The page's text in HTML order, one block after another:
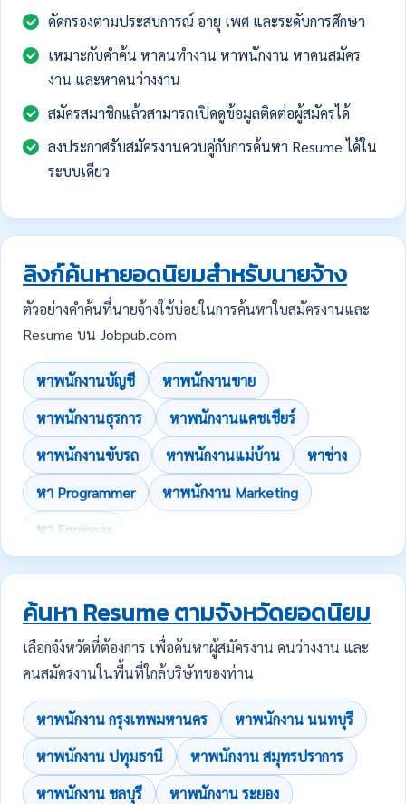
คัดกรองตามประสบการณ์ อายุ เพศ และระดับการศึกษา
เหมาะกับคำค้น หาคนทำงาน หาพนักงาน หาคนสมัคร
งาน และหาคนว่างงาน
สมัครสมาชิกแล้วสามารถเปิดดูข้อมูลติดต่อผู้สมัครได้
ลงประกาศรับสมัครงานควบคู่กับการค้นหา Resume ได้ใน
ระบบเดียว
ลิงก์ค้นหายอดนิยมสำหรับนายจ้าง
ตัวอย่างคำค้นที่นายจ้างใช้บ่อยในการค้นหาใบสมัครงานและ
Resume บน Jobpub.com
หาพนักงานบัญชี
หาพนักงานขาย
หาพนักงานธุรการ
หาพนักงานแคชเชียร์
หาพนักงานขับรถ
หาพนักงานแม่บ้าน
หาช่าง
หา Programmer
หาพนักงาน Marketing
หา Engineer
ค้นหา Resume ตามจังหวัดยอดนิยม
เลือกจังหวัดที่ต้องการ เพื่อค้นหาผู้สมัครงาน คนว่างงาน และ
คนสมัครงานในพื้นที่ใกล้บริษัทของท่าน
หาพนักงาน กรุงเทพมหานคร
หาพนักงาน นนทบุรี
หาพนักงาน ปทุมธานี
หาพนักงาน สมุทรปราการ
หาพนักงาน ชลบุรี
หาพนักงาน ระยอง